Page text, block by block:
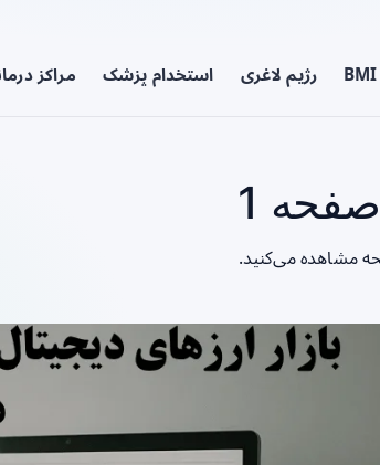
BMI رژیم لاغری استخدام پزشک مراکز
1
مشاهده می‌کنید.